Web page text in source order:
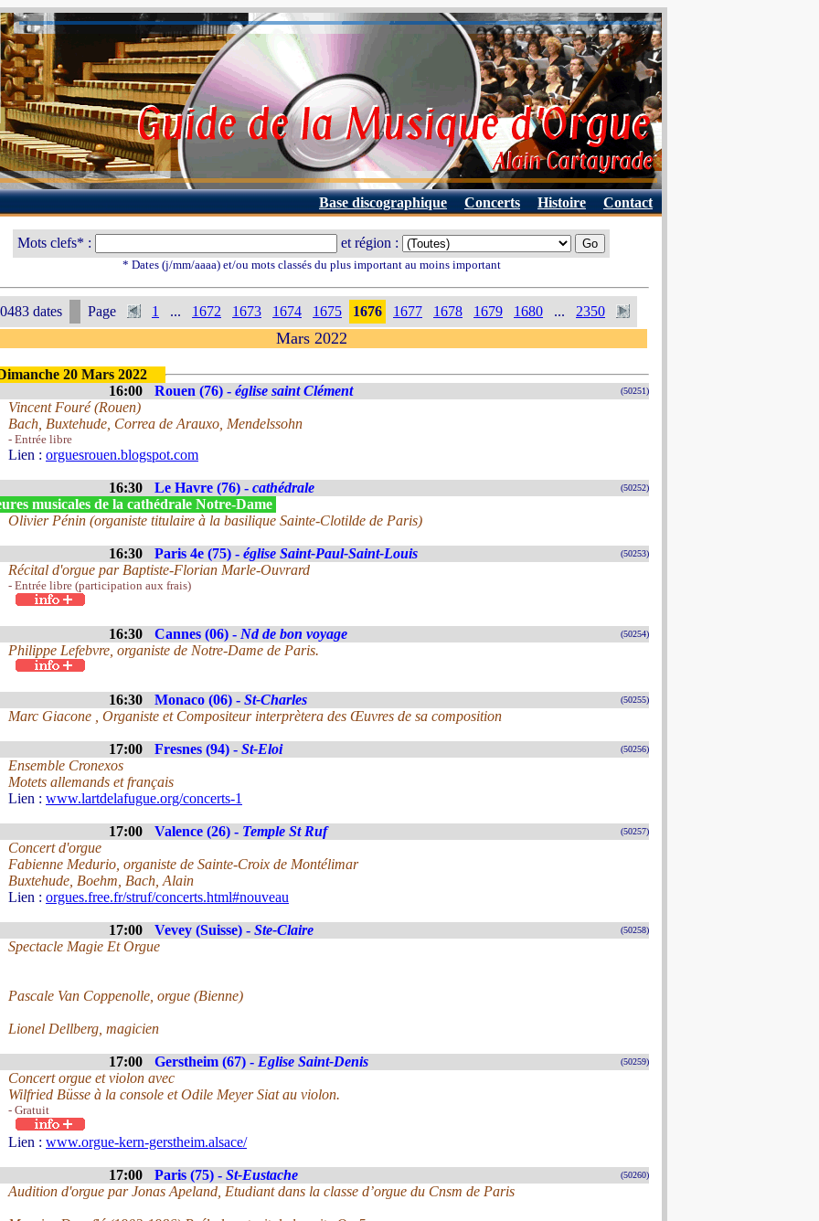
Base discographique Concerts Histoire Contact
Mots clefs* : et région :
* Dates (j/mm/aaaa) et/ou mots classés du plus important au moins important
dates Page 1 ... 1672 1673 1674 1675 1676 1677 1678 1679 1680 ... 2350
Mars 2022
20 Mars 2022
16:00
Rouen (76) - église saint Clément (50251)
Vincent Fouré (Rouen)
Bach, Buxtehude, Correa de Arauxo, Mendelssohn
- Entrée libre
Lien : orguesrouen.blogspot.com
16:30 Le Havre (76) - cathédrale (50252)
musicales de la cathédrale Notre-Dame
Olivier Pénin (organiste titulaire à la basilique Sainte-Clotilde de Paris)
16:30 Paris 4e (75) - église Saint-Paul-Saint-Louis (50253)
Récital d'orgue par Baptiste-Florian Marle-Ouvrard
- Entrée libre (participation aux frais)
16:30 Cannes (06) - Nd de bon voyage (50254)
Philippe Lefebvre, organiste de Notre-Dame de Paris.
16:30 Monaco (06) - St-Charles (50255)
Marc Giacone , Organiste et Compositeur interprètera des Œuvres de sa composition
17:00 Fresnes (94) - St-Eloi (50256)
Ensemble Cronexos
Motets allemands et français
Lien : www.lartdelafugue.org/concerts-1
17:00 Valence (26) - Temple St Ruf (50257)
Concert d'orgue
Fabienne Medurio, organiste de Sainte-Croix de Montélimar
Buxtehude, Boehm, Bach, Alain
Lien : orgues.free.fr/struf/concerts.html#nouveau
17:00 Vevey (Suisse) - Ste-Claire (50258)
Spectacle Magie Et Orgue
Pascale Van Coppenolle, orgue (Bienne)
Lionel Dellberg, magicien
17:00 Gerstheim (67) - Eglise Saint-Denis (50259)
Concert orgue et violon avec
Wilfried Büsse à la console et Odile Meyer Siat au violon.
- Gratuit
Lien : www.orgue-kern-gerstheim.alsace/
17:00 Paris (75) - St-Eustache (50260)
Audition d'orgue par Jonas Apeland, Etudiant dans la classe d’orgue du Cnsm de Paris